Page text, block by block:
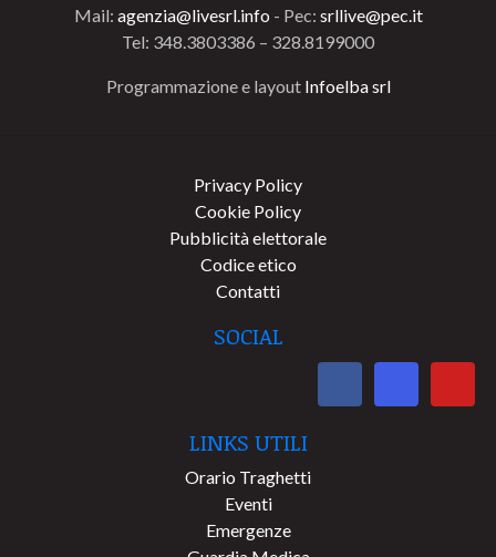
Mail: agenzia@livesrl.info - Pec: srllive@pec.it
Tel: 348.3803386 – 328.8199000
Programmazione e layout Infoelba srl
Privacy Policy
Cookie Policy
Pubblicità elettorale
Codice etico
Contatti
SOCIAL
LINKS UTILI
Orario Traghetti
Eventi
Emergenze